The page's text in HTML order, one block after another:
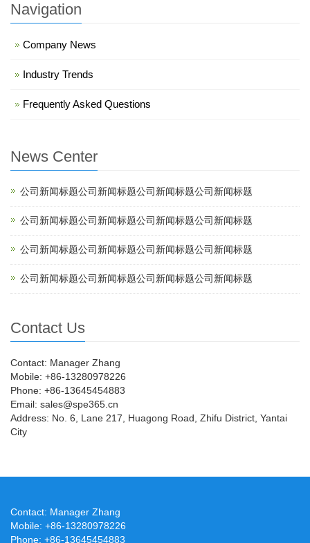
Navigation
Company News
Industry Trends
Frequently Asked Questions
News Center
公司新闻标题公司新闻标题公司新闻标题公司新闻标题
公司新闻标题公司新闻标题公司新闻标题公司新闻标题
公司新闻标题公司新闻标题公司新闻标题公司新闻标题
公司新闻标题公司新闻标题公司新闻标题公司新闻标题
Contact Us
Contact: Manager Zhang
Mobile: +86-13280978226
Phone: +86-13645454883
Email: sales@spe365.cn
Address: No. 6, Lane 217, Huagong Road, Zhifu District, Yantai
City
Contact: Manager Zhang
Mobile: +86-13280978226
Phone: +86-13645454883